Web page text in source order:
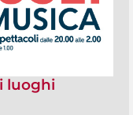
luoghi